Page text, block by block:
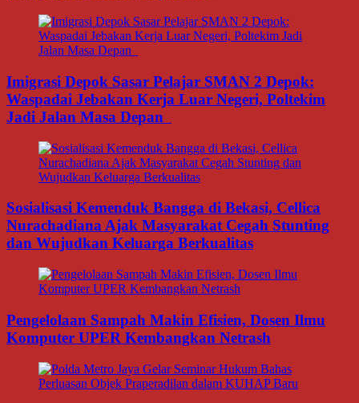
Imigrasi Depok Sasar Pelajar SMAN 2 Depok:
Waspadai Jebakan Kerja Luar Negeri, Poltekim
Jadi Jalan Masa Depan
Sosialisasi Kemenduk Bangga di Bekasi, Cellica
Nurachadiana Ajak Masyarakat Cegah Stunting
dan Wujudkan Keluarga Berkualitas
Pengelolaan Sampah Makin Efisien, Dosen Ilmu
Komputer UPER Kembangkan Netrash